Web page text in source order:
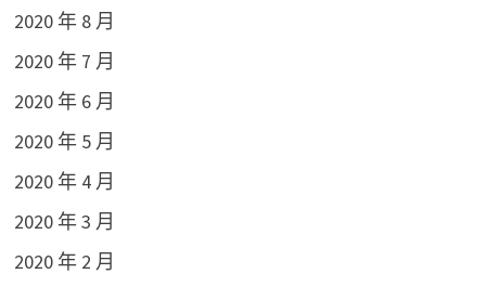
2020 年 8 月
2020 年 7 月
2020 年 6 月
2020 年 5 月
2020 年 4 月
2020 年 3 月
2020 年 2 月